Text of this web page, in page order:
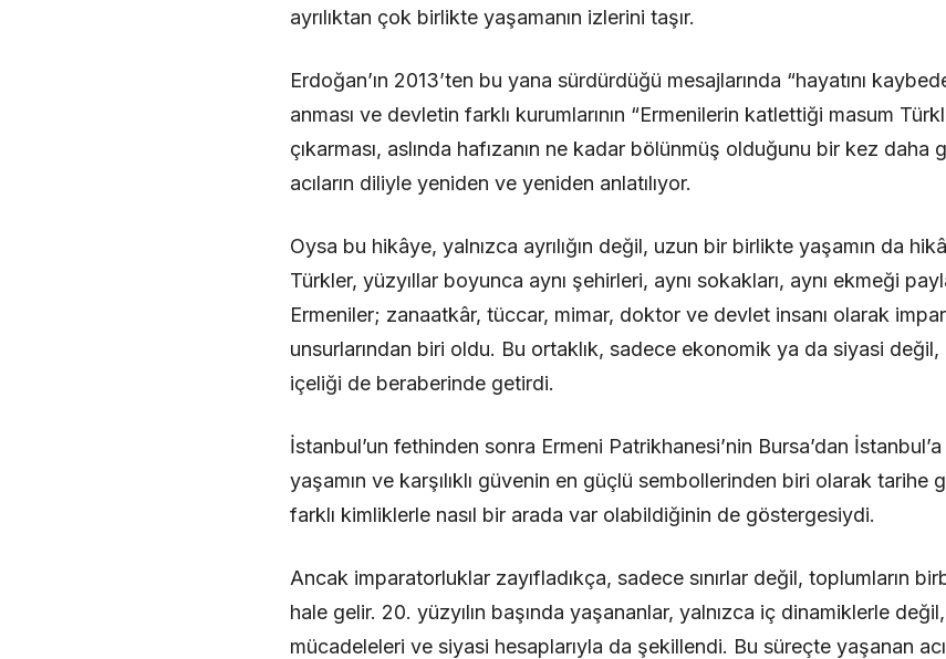
ayrılıktan çok birlikte yaşamanın izlerini taşır.
Erdoğan’ın 2013’ten bu yana sürdürdüğü mesajlarında “hayatını
anması ve devletin farklı kurumlarının “Ermenilerin katlettiği masum
çıkarması, aslında hafızanın ne kadar bölünmüş olduğunu bir kez daha
acıların diliyle yeniden ve yeniden anlatılıyor.
Oysa bu hikâye, yalnızca ayrılığın değil, uzun bir birlikte yaşamın da
Türkler, yüzyıllar boyunca aynı şehirleri, aynı sokakları, aynı ekmeği
Ermeniler; zanaatkâr, tüccar, mimar, doktor ve devlet insanı olarak
unsurlarından biri oldu. Bu ortaklık, sadece ekonomik ya da siyasi
içeliği de beraberinde getirdi.
İstanbul’un fethinden sonra Ermeni Patrikhanesi’nin Bursa’dan
yaşamın ve karşılıklı güvenin en güçlü sembollerinden biri olarak tarihe
farklı kimliklerle nasıl bir arada var olabildiğinin de göstergesiydi.
Ancak imparatorluklar zayıfladıkça, sadece sınırlar değil, toplumların
hale gelir. 20. yüzyılın başında yaşananlar, yalnızca iç dinamiklerle
mücadeleleri ve siyasi hesaplarıyla da şekillendi. Bu süreçte yaşanan